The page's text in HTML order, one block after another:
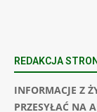
REDAKCJA
INFORMACJE Z
PRZESYŁAĆ NA